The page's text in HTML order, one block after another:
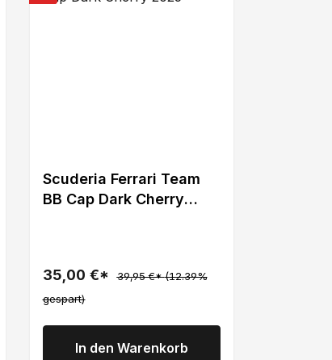
Scuderia Ferrari Team
BB Cap Dark Cherry
35,00 €* 39,95 €*(12.39%
gespart)
In den Warenkorb